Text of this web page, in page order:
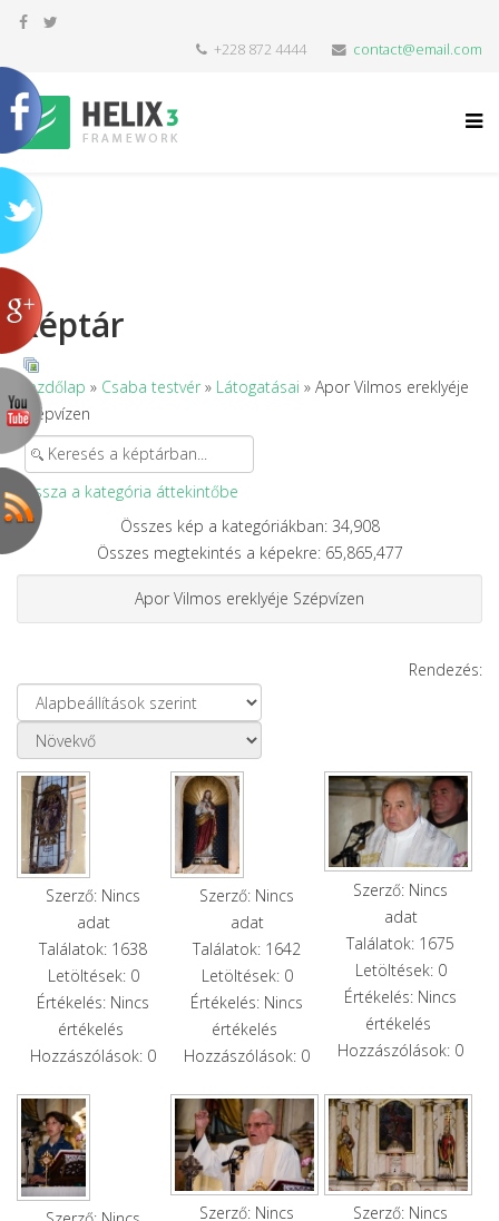
+228 872 4444 contact@email.com
Képtár
Kezdőlap » Csaba testvér » Látogatásai » Apor Vilmos ereklyéje
Szépvízen
Vissza a kategória áttekintőbe
Összes kép a kategóriákban: 34,908
Összes megtekintés a képekre: 65,865,477
Apor Vilmos ereklyéje Szépvízen
Rendezés:
Szerző: Nincs
adat
Találatok: 1638
Letöltések: 0
Értékelés: Nincs
értékelés
Hozzászólások: 0
Szerző: Nincs
adat
Találatok: 1642
Letöltések: 0
Értékelés: Nincs
értékelés
Hozzászólások: 0
Szerző: Nincs
adat
Találatok: 1675
Letöltések: 0
Értékelés: Nincs
értékelés
Hozzászólások: 0
Szerző: Nincs
Szerző: Nincs